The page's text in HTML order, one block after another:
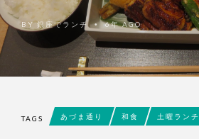
BY銀座でランチ •6年 AGO
TAGS あづま通り 和食 土曜ランチ